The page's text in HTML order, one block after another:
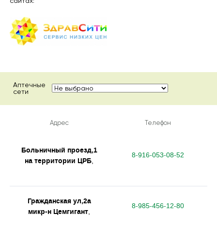
Аптечные
сети
Адрес Телефон
Больничный проезд,1
на территории ЦРБ,
8-916-053-08-52
Гражданская ул,2а
микр-н Цемгигант,
8-985-456-12-80